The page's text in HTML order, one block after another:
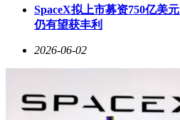
SpaceX拟上市募资750亿美
仍有望获丰利
2026-06-02